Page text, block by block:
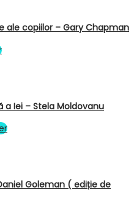
ale copiilor – Gary Chapman
Iei – Stela Moldovanu
Goleman ( ediție de